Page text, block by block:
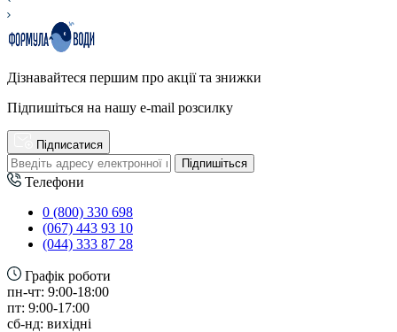
Дізнавайтеся першим про акції та знижки
Підпишіться на нашу e-mail розсилку
Підписатися
Підпишіться
Телефони
0 (800) 330 698
(067) 443 93 10
(044) 333 87 28
Графік роботи
пн-чт: 9:00-18:00
пт: 9:00-17:00
сб-нд: вихідні